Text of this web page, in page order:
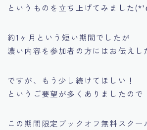
というものを立ち上げてみました
約1ヶ月という短い期間でしたが
濃い内容を参加者の方にはお伝えし
ですが、もう少し続けてほしい！
というご要望が多くありましたので
この期間限定ブックオフ無料スクー